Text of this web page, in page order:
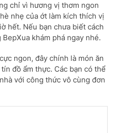
chỉ vì hương vị thơm ngon
nhẹ của ớt làm kích thích vị
hết. Nếu bạn chưa biết cách
khám phá ngay nhé.
ngon, đây chính là món ăn
đồ ẩm thực. Các bạn có thể
với công thức vô cùng đơn